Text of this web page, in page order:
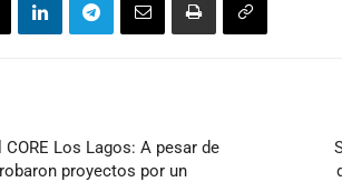
Los Lagos: A pesar de
proyectos por un